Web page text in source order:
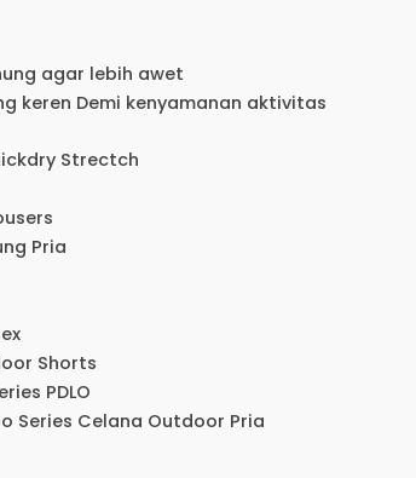
agar lebih awet
keren Demi kenyamanan aktivitas
Strectch
Pria
Shorts
PDLO
Series Celana Outdoor Pria